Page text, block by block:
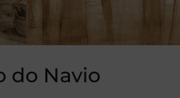
do Navio